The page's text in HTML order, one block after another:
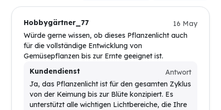
Hobbygärtner_77
16 May
Würde gerne wissen, ob dieses Pflanzenlicht auch
für die vollständige Entwicklung von
Gemüsepflanzen bis zur Ernte geeignet ist.
Kundendienst
Antwort
Ja, das Pflanzenlicht ist für den gesamten Zyklus
von der Keimung bis zur Blüte konzipiert. Es
unterstützt alle wichtigen Lichtbereiche, die Ihre